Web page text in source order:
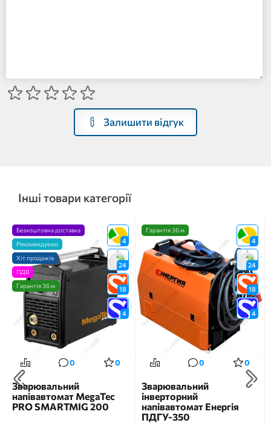
Залишити відгук
Інші товари категорії
4
24
18
4
Безкоштовна доставка
Рекомендуємо
Хіт продажів
ПДВ
Гарантія 36 м
0 0
Зварювальний
напівавтомат MegaTec
PRO SMARTMIG 200
4
24
18
4
Гарантія 36 м
0 0
Зварювальний
інверторний
напівавтомат Енергія
ПДГУ-350